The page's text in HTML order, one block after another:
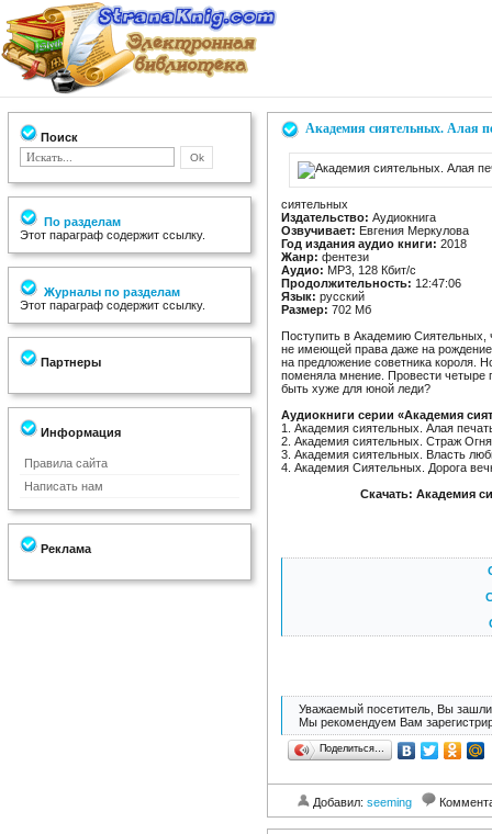
Поиск
По разделам
Этот параграф содержит ссылку.
Журналы по разделам
Этот параграф содержит ссылку.
Партнеры
Информация
Правила сайта
Написать нам
Реклама
Академия сиятельных. Алая
сиятельных
Издательство: Аудиокнига
Озвучивает: Евгения Меркулова
Год издания аудио книги: 2018
Жанр: фентези
Аудио: MP3, 128 Кбит/с
Продолжительность: 12:47:06
Язык: русский
Размер: 702 Mб
Поступить в Академию Сиятельных,
не имеющей права даже на
на предложение советника короля.
поменяла мнение. Провести четыре
быть хуже для юной леди?
Аудиокниги серии «Академия
1. Академия сиятельных. Алая
2. Академия сиятельных. Страж Огня
3. Академия сиятельных. Власть
4. Академия Сиятельных. Дорога
Скачать: Академия
Уважаемый посетитель, Вы зашли
Мы рекомендуем Вам
Поделиться…
Добавил: seeming